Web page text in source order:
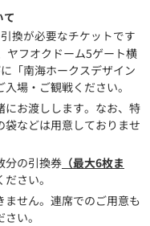
ヤフオクドーム5ゲート横
「南海ホークスデザイン
場・ご観戦ください。
お渡しします。なお、特
などは用意しておりませ
分の引換券 （最大6枚ま
さい。
ません。連席でのご用意も
い。